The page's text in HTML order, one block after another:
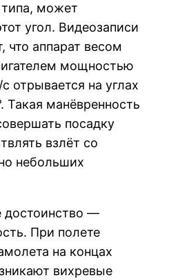
типа, может
угол. Видеозаписи
что аппарат весом
мощностью
отрывается на углах
Такая манёвренность
посадку
взлёт со
небольших
—
При полете
на концах
вихревые